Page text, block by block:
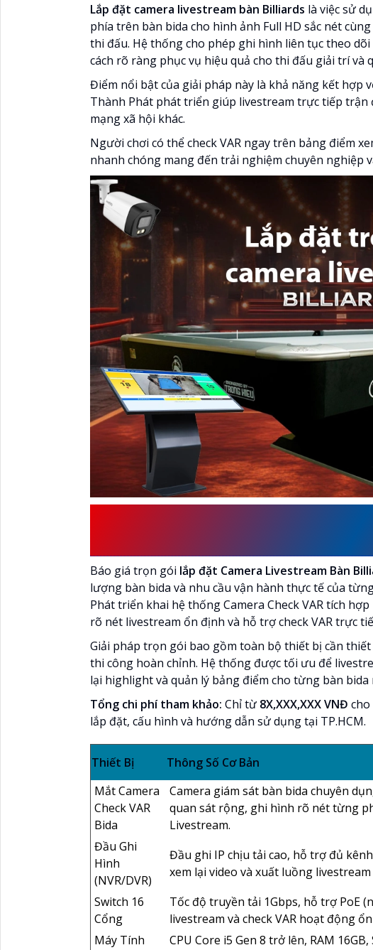
Lắp đặt camera livestream bàn Billiards là việc sử
phía trên bàn bida cho hình ảnh Full HD sắc nét
thi đấu. Hệ thống cho phép ghi hình liên tục theo
cách rõ ràng phục vụ hiệu quả cho thi đấu giải trí và
Điểm nổi bật của giải pháp này là khả năng kết hợp
Thành Phát phát triển giúp livestream trực tiếp trận
mạng xã hội khác.
Người chơi có thể check VAR ngay trên bảng điểm
nhanh chóng mang đến trải nghiệm chuyên nghiệp
Báo giá trọn gói lắp đặt Camera Livestream Bàn
lượng bàn bida và nhu cầu vận hành thực tế của
Phát triển khai hệ thống Camera Check VAR tích
rõ nét livestream ổn định và hỗ trợ check VAR trực
Giải pháp trọn gói bao gồm toàn bộ thiết bị cần thiết
thi công hoàn chỉnh. Hệ thống được tối ưu để
lại highlight và quản lý bảng điểm cho từng bàn bida
Tổng chi phí tham khảo: Chỉ từ 8X,XXX,XXX VNĐ
lắp đặt, cấu hình và hướng dẫn sử dụng tại TP.HCM.
Thiết Bị Thông Số Cơ Bản
Mắt Camera
Check VAR
Bida
Camera giám sát bàn bida chuyên
quan sát rộng, ghi hình rõ nét từng
Livestream.
Đầu Ghi
Hình
(NVR/DVR)
Đầu ghi IP chịu tải cao, hỗ trợ đủ
xem lại video và xuất luồng
Switch 16
Cổng
Tốc độ truyền tải 1Gbps, hỗ trợ PoE
livestream và check VAR hoạt động
Máy Tính
CPU Core i5 Gen 8 trở lên, RAM